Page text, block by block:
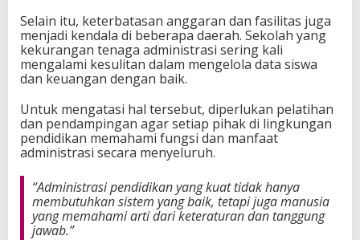
Selain itu, keterbatasan anggaran dan fasilitas juga
menjadi kendala di beberapa daerah. Sekolah yang
kekurangan tenaga administrasi sering kali
mengalami kesulitan dalam mengelola data siswa
dan keuangan dengan baik.
Untuk mengatasi hal tersebut, diperlukan pelatihan
dan pendampingan agar setiap pihak di lingkungan
pendidikan memahami fungsi dan manfaat
administrasi secara menyeluruh.
“Administrasi pendidikan yang kuat tidak hanya
membutuhkan sistem yang baik, tetapi juga manusia
yang memahami arti dari keteraturan dan tanggung
jawab.”